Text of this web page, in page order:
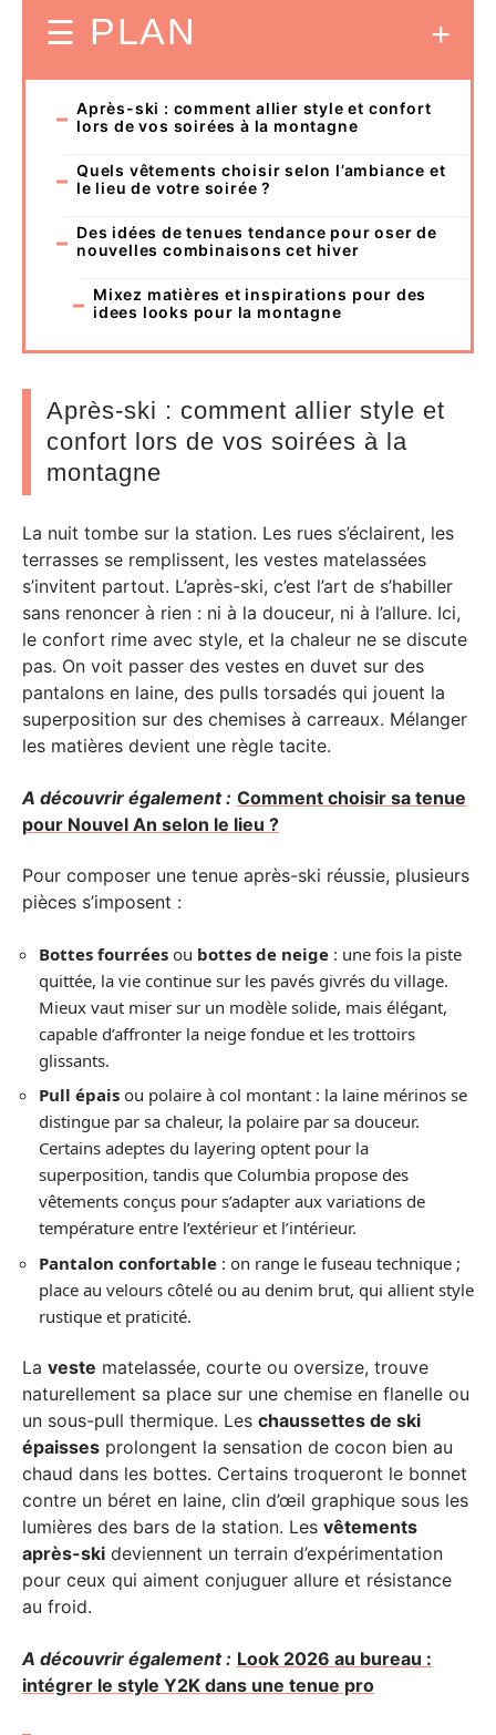
PLAN
Après-ski : comment allier style et confort
lors de vos soirées à la montagne
Quels vêtements choisir selon l’ambiance et
le lieu de votre soirée ?
Des idées de tenues tendance pour oser de
nouvelles combinaisons cet hiver
Mixez matières et inspirations pour des
idees looks pour la montagne
Après-ski : comment allier style et
confort lors de vos soirées à la
montagne
La nuit tombe sur la station. Les rues s’éclairent, les
terrasses se remplissent, les vestes matelassées
s’invitent partout. L’après-ski, c’est l’art de s’habiller
sans renoncer à rien : ni à la douceur, ni à l’allure. Ici,
le confort rime avec style, et la chaleur ne se discute
pas. On voit passer des vestes en duvet sur des
pantalons en laine, des pulls torsadés qui jouent la
superposition sur des chemises à carreaux. Mélanger
les matières devient une règle tacite.
A découvrir également : Comment choisir sa tenue
pour Nouvel An selon le lieu ?
Pour composer une tenue après-ski réussie, plusieurs
pièces s’imposent :
Bottes fourrées ou bottes de neige : une fois la piste
quittée, la vie continue sur les pavés givrés du village.
Mieux vaut miser sur un modèle solide, mais élégant,
capable d’affronter la neige fondue et les trottoirs
glissants.
Pull épais ou polaire à col montant : la laine mérinos se
distingue par sa chaleur, la polaire par sa douceur.
Certains adeptes du layering optent pour la
superposition, tandis que Columbia propose des
vêtements conçus pour s’adapter aux variations de
température entre l’extérieur et l’intérieur.
Pantalon confortable : on range le fuseau technique ;
place au velours côtelé ou au denim brut, qui allient style
rustique et praticité.
La veste matelassée, courte ou oversize, trouve
naturellement sa place sur une chemise en flanelle ou
un sous-pull thermique. Les chaussettes de ski
épaisses prolongent la sensation de cocon bien au
chaud dans les bottes. Certains troqueront le bonnet
contre un béret en laine, clin d’œil graphique sous les
lumières des bars de la station. Les vêtements
après-ski deviennent un terrain d’expérimentation
pour ceux qui aiment conjuguer allure et résistance
au froid.
A découvrir également : Look 2026 au bureau :
intégrer le style Y2K dans une tenue pro